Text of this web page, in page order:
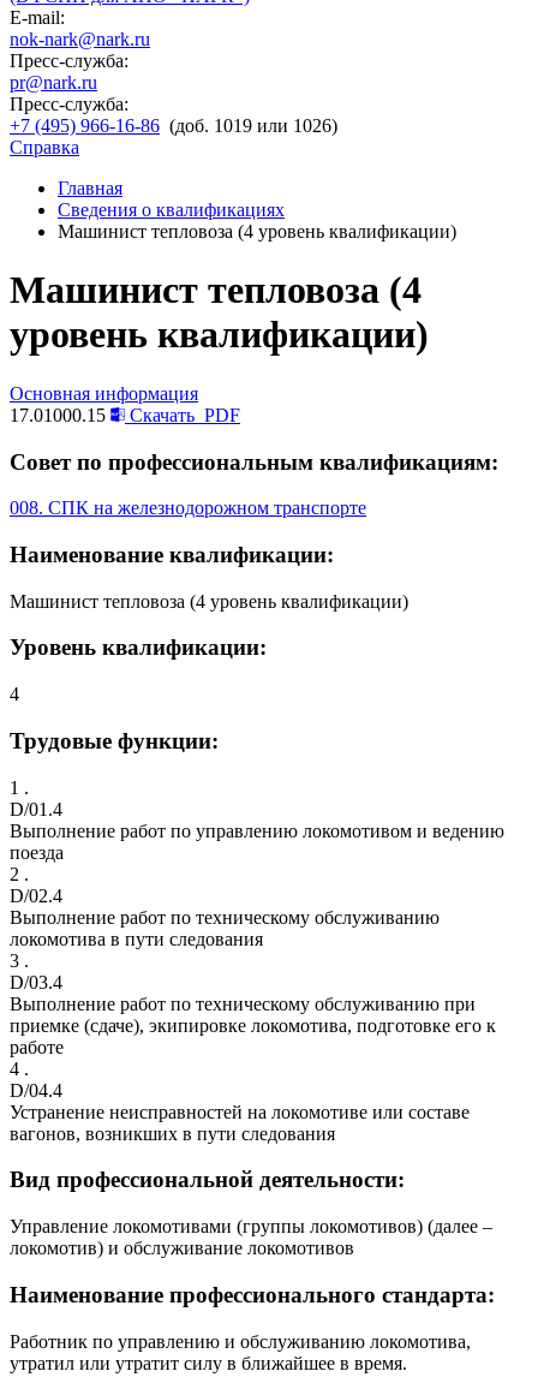
E-mail:
nok-nark@nark.ru
Пресс-служба:
pr@nark.ru
Пресс-служба:
+7 (495) 966-16-86 (доб. 1019 или 1026)
Справка
Главная
Сведения о квалификациях
Машинист тепловоза (4 уровень квалификации)
Машинист тепловоза (4
уровень квалификации)
Основная информация
17.01000.15
Скачать PDF
Совет по профессиональным квалификациям:
008. СПК на железнодорожном транспорте
Наименование квалификации:
Машинист тепловоза (4 уровень квалификации)
Уровень квалификации:
4
Трудовые функции:
1 .
D/01.4
Выполнение работ по управлению локомотивом и ведению
поезда
2 .
D/02.4
Выполнение работ по техническому обслуживанию
локомотива в пути следования
3 .
D/03.4
Выполнение работ по техническому обслуживанию при
приемке (сдаче), экипировке локомотива, подготовке его к
работе
4 .
D/04.4
Устранение неисправностей на локомотиве или составе
вагонов, возникших в пути следования
Вид профессиональной деятельности:
Управление локомотивами (группы локомотивов) (далее –
локомотив) и обслуживание локомотивов
Наименование профессионального стандарта:
Работник по управлению и обслуживанию локомотива,
утратил или утратит силу в ближайшее в время.